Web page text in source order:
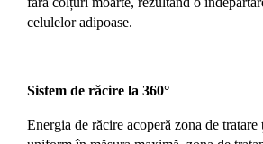
celulelor adipoase.
Sistem de răcire la 360°
Energia de răcire acoperă zona de